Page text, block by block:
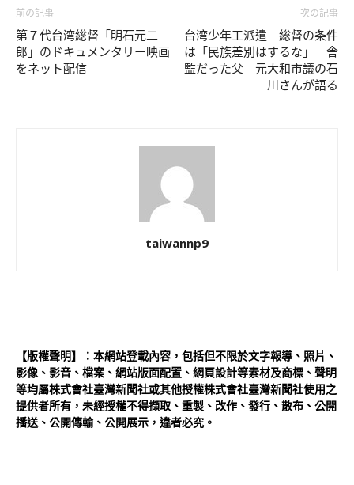
前の記事
第７代台湾総督「明石元二
郎」のドキュメンタリー映画
をネット配信
次の記事
台湾少年工派遣 総督の条件
は「民族差別はするな」 舎
監だった父 元大和市議の石
川さんが語る
taiwannp9
【版權聲明】：本網站登載內容，包括但不限於文字報導、照片、
影像、影音、檔案、網站版面配置、網頁設計等素材及商標、聲明
等均屬株式會社臺灣新聞社或其他授權株式會社臺灣新聞社使用之
提供者所有，未經授權不得擷取、重製、改作、發行、散布、公開
播送、公開傳輸、公開展示，違者必究。